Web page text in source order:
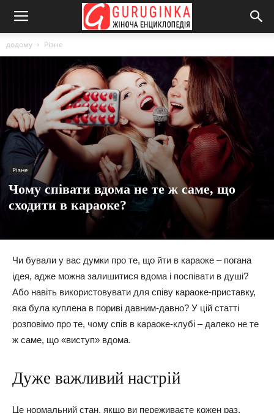
додому Різне
Різне
Чому співати вдома не те ж саме, що
сходити в караоке?
Чи бували у вас думки про те, що йти в караоке – погана
ідея, адже можна залишитися вдома і поспівати в душі?
Або навіть використовувати для співу караоке-приставку,
яка була куплена в пориві давним-давно? У цій статті
розповімо про те, чому спів в караоке-клубі – далеко не те
ж саме, що «виступ» вдома.
Дуже важливий настрій
Це нормальний стан, якщо ви переживаєте кожен раз,